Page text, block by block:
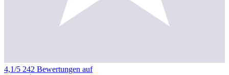
4,1/5 242 Bewertungen auf